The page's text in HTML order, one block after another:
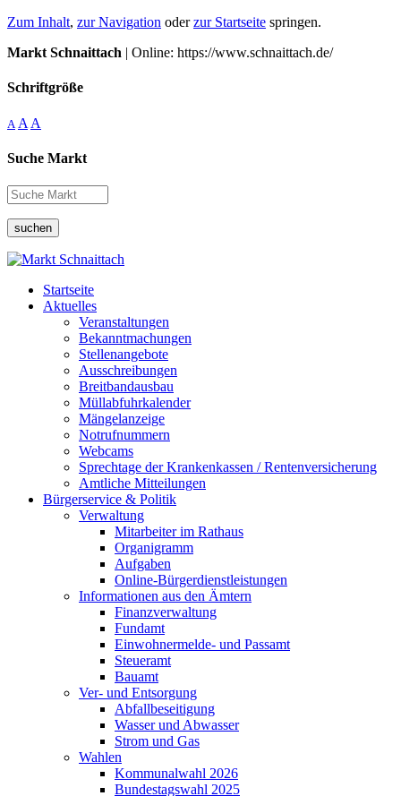
Zum Inhalt, zur Navigation oderzur Startseite springen.
Markt Schnaittach | Online: https://www.schnaittach.de/
Schriftgröße
A A A
Suche Markt
suchen
Startseite
Aktuelles
Veranstaltungen
Bekanntmachungen
Stellenangebote
Ausschreibungen
Breitbandausbau
Müllabfuhrkalender
Mängelanzeige
Notrufnummern
Webcams
Sprechtage der Krankenkassen / Rentenversicherung
Amtliche Mitteilungen
Bürgerservice & Politik
Verwaltung
Mitarbeiter im Rathaus
Organigramm
Aufgaben
Online-Bürgerdienstleistungen
Informationen aus den Ämtern
Finanzverwaltung
Fundamt
Einwohnermelde- und Passamt
Steueramt
Bauamt
Ver- und Entsorgung
Abfallbeseitigung
Wasser und Abwasser
Strom und Gas
Wahlen
Kommunalwahl 2026
Bundestagswahl 2025